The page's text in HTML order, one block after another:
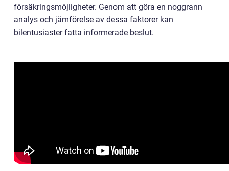
försäkringsmöjligheter. Genom att göra en noggrann
analys och jämförelse av dessa faktorer kan
bilentusiaster fatta informerade beslut.